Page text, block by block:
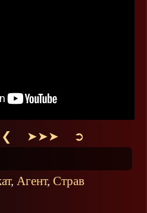
➤➤➤
➲
, Агент, Страв